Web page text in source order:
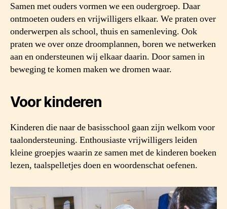
Samen met ouders vormen we een oudergroep. Daar
ontmoeten ouders en vrijwilligers elkaar. We praten over
onderwerpen als school, thuis en samenleving. Ook
praten we over onze droomplannen, boren we netwerken
aan en ondersteunen wij elkaar daarin. Door samen in
beweging te komen maken we dromen waar.
Voor kinderen
Kinderen die naar de basisschool gaan zijn welkom voor
taalondersteuning. Enthousiaste vrijwilligers leiden
kleine groepjes waarin ze samen met de kinderen boeken
lezen, taalspelletjes doen en woordenschat oefenen.